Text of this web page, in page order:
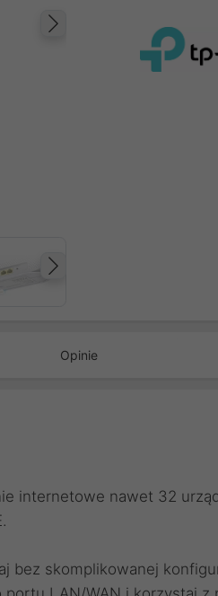
Następny
Opinie
internetowe nawet 32
bez skomplikowanej